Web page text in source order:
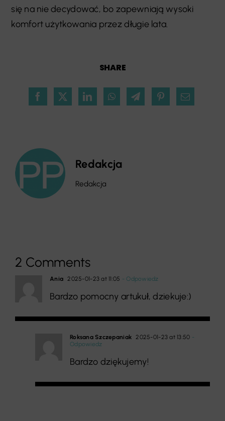
SHARE
się na nie decydować, bo zapewniają wysoki
komfort użytkowania przez długie lata.
Redakcja
Redakcja
2 Comments
Ania 2025-01-23 at 11:05 - Odpowiedz
Bardzo pomocny artukuł, dziekuje:)
Roksana Szczepaniak 2025-01-23 at 13:50 -
Odpowiedz
Bardzo dziękujemy!